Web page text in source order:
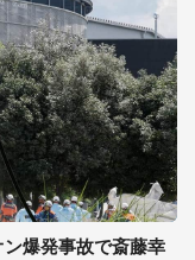
爆発事故で斎藤幸